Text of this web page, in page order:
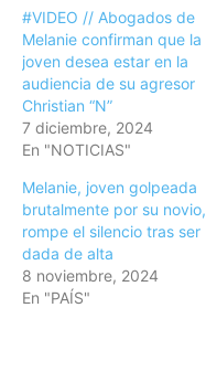
#VIDEO // Abogados de
Melanie confirman que la
joven desea estar en la
audiencia de su agresor
Christian “N”
7 diciembre, 2024
En "NOTICIAS"
Melanie, joven golpeada
brutalmente por su novio,
rompe el silencio tras ser
dada de alta
8 noviembre, 2024
En "PAÍS"